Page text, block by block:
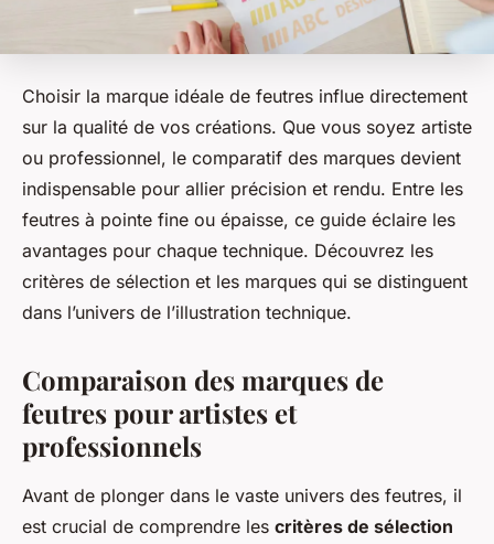
Choisir la marque idéale de feutres influe directement
sur la qualité de vos créations. Que vous soyez artiste
ou professionnel, le comparatif des marques devient
indispensable pour allier précision et rendu. Entre les
feutres à pointe fine ou épaisse, ce guide éclaire les
avantages pour chaque technique. Découvrez les
critères de sélection et les marques qui se distinguent
dans l’univers de l’illustration technique.
Comparaison des marques de
feutres pour artistes et
professionnels
Avant de plonger dans le vaste univers des feutres, il
est crucial de comprendre les critères de sélection